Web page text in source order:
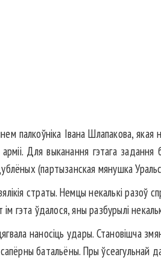
палкоўніка Івана Шлапакова, якая
Для выканання гэтага
(партызанская мянушка
страты. Немцы некалькі разоў
гэта ўдалося, яны разбурылі
наносіць удары. Становішча
батальёны. Пры ўсеагульнай